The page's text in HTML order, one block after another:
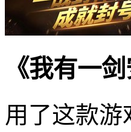
《我有一
用了这款